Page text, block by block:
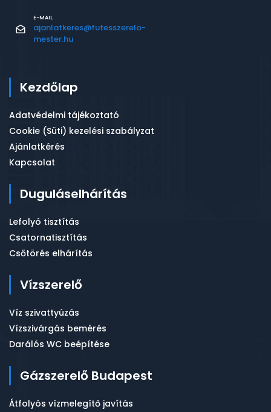
E-MAIL
ajanlatkeres@futesszerelo-
mester.hu
Kezdőlap
Adatvédelmi tájékoztató
Cookie (Süti) kezelési szabályzat
Ajánlatkérés
Kapcsolat
Duguláselhárítás
Lefolyó tisztítás
Csatornatisztítás
Csőtörés elhárítás
Vízszerelő
Víz szivattyúzás
Vízszivárgás bemérés
Darálós WC beépítése
Gázszerelő Budapest
Átfolyós vízmelegítő javítás